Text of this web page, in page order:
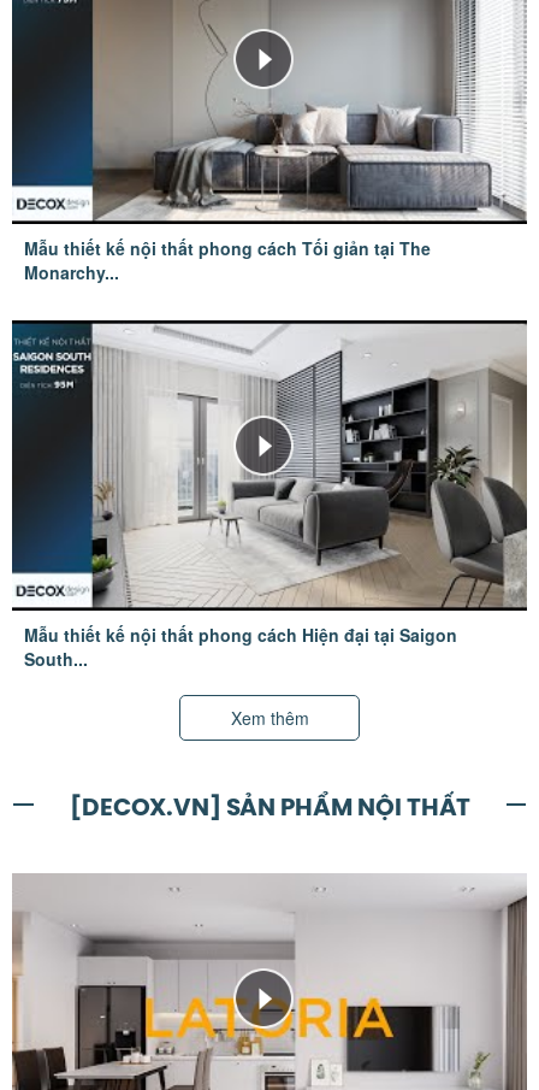
Mẫu thiết kế nội thất phong cách Tối giản tại The
Monarchy...
Mẫu thiết kế nội thất phong cách Hiện đại tại Saigon
South...
Xem thêm
[DECOX.VN] SẢN PHẨM NỘI THẤT